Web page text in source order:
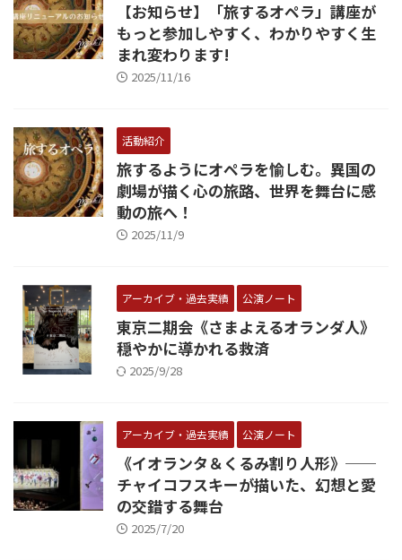
【お知らせ】「旅するオペラ」講座が
もっと参加しやすく、わかりやすく生
まれ変わります!
2025/11/16
活動紹介
旅するようにオペラを愉しむ。異国の
劇場が描く心の旅路、世界を舞台に感
動の旅へ！
2025/11/9
アーカイブ・過去実績 公演ノート
東京二期会《さまよえるオランダ人》
穏やかに導かれる救済
2025/9/28
アーカイブ・過去実績 公演ノート
《イオランタ＆くるみ割り人形》──
チャイコフスキーが描いた、幻想と愛
の交錯する舞台
2025/7/20